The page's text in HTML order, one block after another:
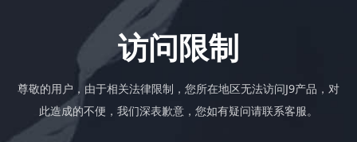
访问限制
尊敬的用户，由于相关法律限制，您所在地区无法访问J9产品，对
此造成的不便，我们深表歉意，您如有疑问请联系客服。